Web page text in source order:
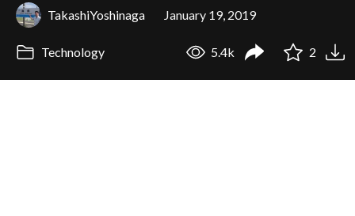
TakashiYoshinaga January 19, 2019
Technology 5.4k 2